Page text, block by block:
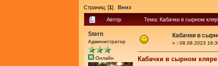
Страниц: [1] Вниз
Автор Тема: Кабачки в сырном
Stern
Администратор
Онлайн
Кабачки в
« : 08.08.2023
Кабачки в сырном кляре